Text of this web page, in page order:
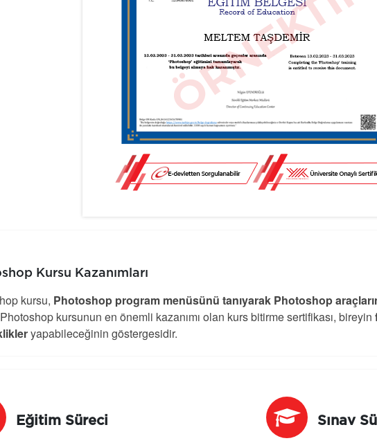
Kursu Kazanımları
kursu, Photoshop program menüsünü tanıyarak Photoshop
kursunun en önemli kazanımı olan kurs bitirme sertifikası, bireyin
yapabileceğinin göstergesidir.
Eğitim Süreci Sınav